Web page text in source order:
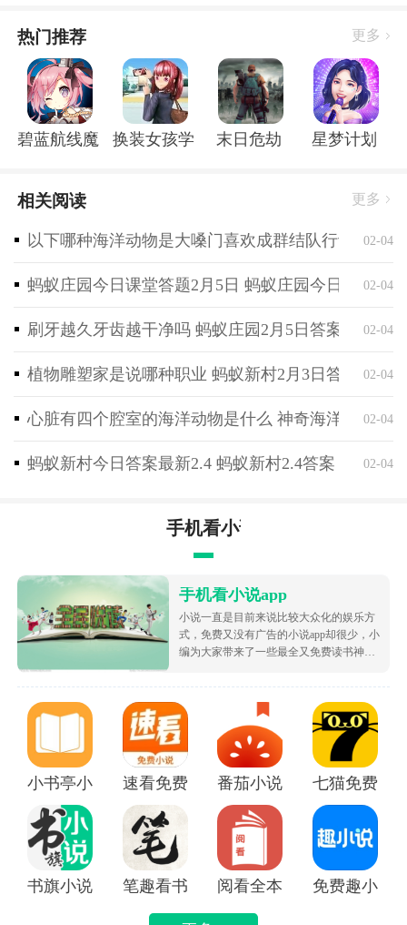
奖励详情：
单笔648元：代币*648
单笔1998元：代币*1998
单笔2998元：代币*2998
单笔5000元：代币*5000
活动时间：永久
活动规则：单日大额累充（只计算真实充值金额），可
额外申请稀有道具返利
额外返利请联系客服咨询，申请后24小时内发放（节假
日顺延）
热门推荐 更多
碧蓝航线魔改r18全套补丁破解版
换装女孩学校 末日危劫 星梦计划
相关阅读 更多
以下哪种海洋动物是大嗓门喜欢成群结队行动 神奇
02-04
蚂蚁庄园今日课堂答题2月5日 蚂蚁庄园今日课堂答
02-04
刷牙越久牙齿越干净吗 蚂蚁庄园2月5日答案最新02-04
植物雕塑家是说哪种职业 蚂蚁新村2月3日答案最新
02-04
心脏有四个腔室的海洋动物是什么 神奇海洋2月4日
02-04
蚂蚁新村今日答案最新2.4 蚂蚁新村2.4答案 02-04
手机看小说app
手机看小说app
小说一直是目前来说比较大众化的娱乐方
式，免费又没有广告的小说app却很少，小
编为大家带来了一些最全又免费读书神
小说资源，都很根据市场受欢迎的热度为
大家排序的哦，致力于带给大家好用的追
书软件！
小书亭小说 速看免费小说app番茄小说免费版下载安装
七猫免费阅
书旗小说APP笔趣看书小说app阅看全本免费小说APP
免费趣小说